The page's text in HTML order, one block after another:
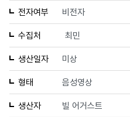
전자여부 비전자
수집처 최민
생산일자 미상
형태 음성영상
생산자 빌 어거스트